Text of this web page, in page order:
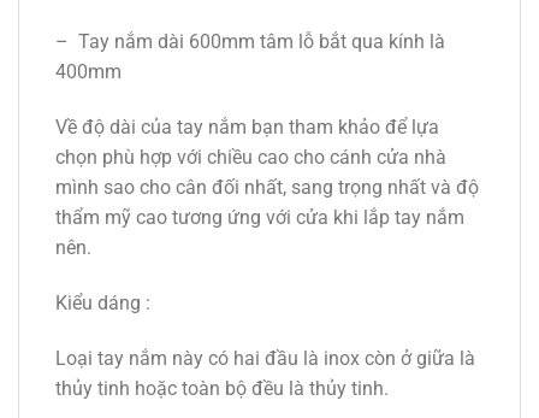
– Tay nắm dài 600mm tâm lỗ bắt qua kính là
400mm
Về độ dài của tay nắm bạn tham khảo để lựa
chọn phù hợp với chiều cao cho cánh cửa nhà
mình sao cho cân đối nhất, sang trọng nhất và độ
thẩm mỹ cao tương ứng với cửa khi lắp tay nắm
nên.
Kiểu dáng :
Loại tay nắm này có hai đầu là inox còn ở giữa là
thủy tinh hoặc toàn bộ đều là thủy tinh.